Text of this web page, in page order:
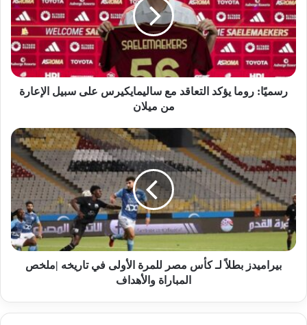
رسميًا: روما يؤكد التعاقد مع ساليمايكيرس على سبيل الإعارة
من ميلان
بيراميدز بطلاً لـ كأس مصر للمرة الأولى في تاريخه |ملخص
المباراة والأهداف